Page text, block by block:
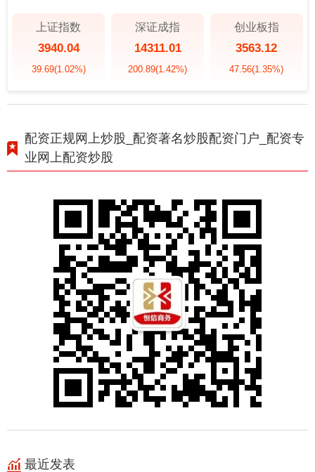
上证指数
3940.04
39.69(1.02%)
深证成指
14311.01
200.89(1.42%)
创业板指
3563.12
47.56(1.35%)
配资正规网上炒股_配资著名炒股配资门户_配资专
业网上配资炒股
最近发表